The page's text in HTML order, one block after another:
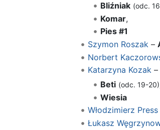
Bliźniak (odc.
Komar,
Pies #1
Szymon Roszak –
Norbert
Katarzyna Kozak–
Beti (odc. 19-20)
Wiesia
Włodzimierz Press
Łukasz